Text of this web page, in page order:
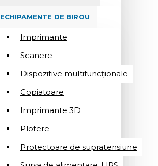
ECHIPAMENTE DE BIROU
Imprimante
Scanere
Dispozitive multifuncționale
Copiatoare
Imprimante 3D
Plotere
Protectoare de supratensiune